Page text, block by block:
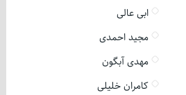
ابی عالی
مجید احمدی
مهدی آبگون
کامران خلیلی